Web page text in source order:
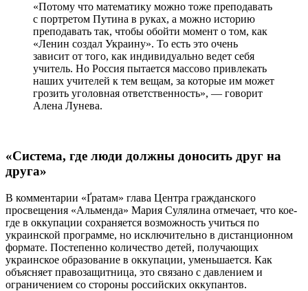
«Потому что математику можно тоже преподавать
с портретом Путина в руках, а можно историю
преподавать так, чтобы обойти момент о том, как
«Ленин создал Украину». То есть это очень
зависит от того, как индивидуально ведет себя
учитель. Но Россия пытается массово привлекать
наших учителей к тем вещам, за которые им может
грозить уголовная ответственность», — говорит
Алена Лунева.
«Система, где люди должны доносить друг на
друга»
В комментарии «Ґратам» глава Центра гражданского
просвещения «Альменда» Мария Сулялина отмечает, что кое-
где в оккупации сохраняется возможность учиться по
украинской программе, но исключительно в дистанционном
формате. Постепенно количество детей, получающих
украинское образование в оккупации, уменьшается. Как
объясняет правозащитница, это связано с давлением и
ограничением со стороны российских оккупантов.